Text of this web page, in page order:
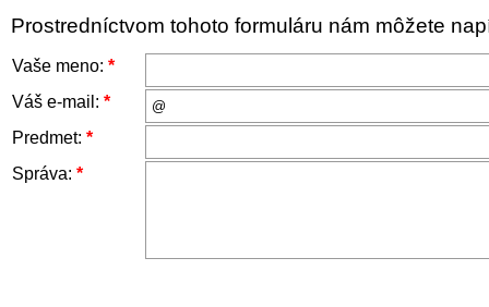
Prostredníctvom tohoto formuláru nám môžete
Vaše meno: *
Váš e-mail: *
Predmet: *
Správa: *